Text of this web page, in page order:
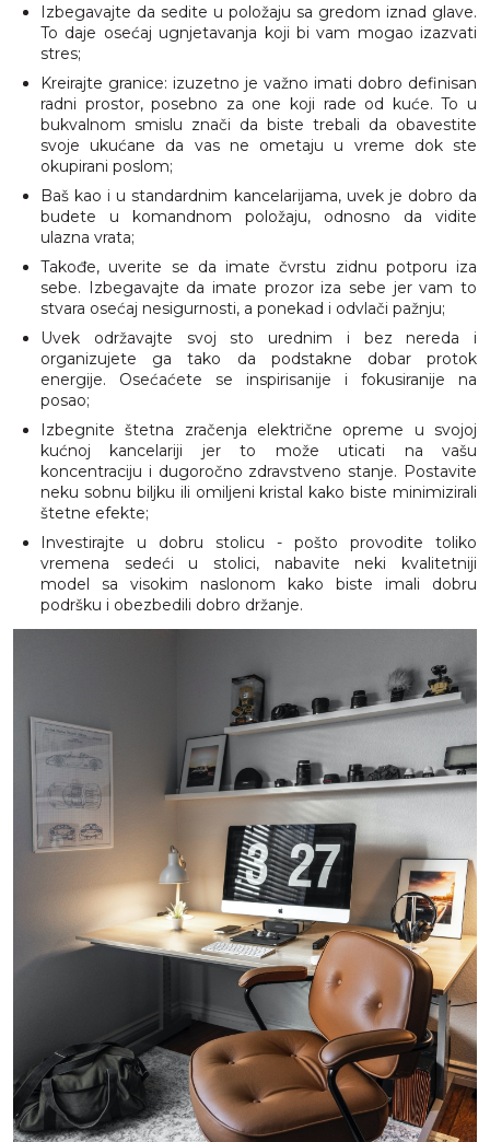
Izbegavajte da sedite u položaju sa gredom iznad glave.
To daje osećaj ugnjetavanja koji bi vam mogao izazvati
stres;
Kreirajte granice: izuzetno je važno imati dobro definisan
radni prostor, posebno za one koji rade od kuće. To u
bukvalnom smislu znači da biste trebali da obavestite
svoje ukućane da vas ne ometaju u vreme dok ste
okupirani poslom;
Baš kao i u standardnim kancelarijama, uvek je dobro da
budete u komandnom položaju, odnosno da vidite
ulazna vrata;
Takođe, uverite se da imate čvrstu zidnu potporu iza
sebe. Izbegavajte da imate prozor iza sebe jer vam to
stvara osećaj nesigurnosti, a ponekad i odvlači pažnju;
Uvek održavajte svoj sto urednim i bez nereda i
organizujete ga tako da podstakne dobar protok
energije. Osećaćete se inspirisanije i fokusiranije na
posao;
Izbegnite štetna zračenja električne opreme u svojoj
kućnoj kancelariji jer to može uticati na vašu
koncentraciju i dugoročno zdravstveno stanje. Postavite
neku sobnu biljku ili omiljeni kristal kako biste minimizirali
štetne efekte;
Investirajte u dobru stolicu - pošto provodite toliko
vremena sedeći u stolici, nabavite neki kvalitetniji
model sa visokim naslonom kako biste imali dobru
podršku i obezbedili dobro držanje.